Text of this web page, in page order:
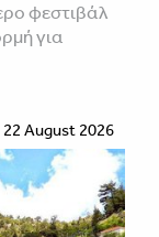
φεστιβάλ
για
22 August 2026